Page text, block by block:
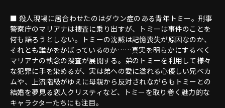
■ 殺人現場に居合わせたのはダウン症のある青年トミー。刑事
警察庁のマリアナは捜査に乗り出すが、トミーは事件のことを
何も語ろうとしない。トミーの沈黙は記憶喪失が原因なのか、
それとも誰かをかばっているのか……真実を明らかにするべく
マリアナの執念の捜査が展開する。弟のトミーを利用して様々
な犯罪に手を染めるが、実は弟への愛に溢れる心優しい兄ベカ
ムや、上流階級がゆえに母親から反対されながらもトミーとの
結婚を夢見る恋人クリスティなど、トミーを取り巻く魅力的な
キャラクターたちにも注目。